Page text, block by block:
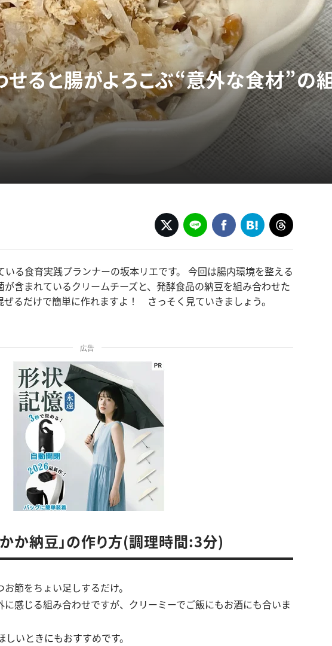
せると腸がよろこぶ“意外な食材”の
る食育実践プランナーの坂本リエです。 今回は腸内環境を整える
含まれているクリームチーズと、発酵食品の納豆を組み合わせた
ぜるだけで簡単に作れますよ！ さっそく見ていきましょう。
広告
かか納豆」の作り方(調理時間:3分)
節をちょい足しするだけ。
感じる組み合わせですが、クリーミーでご飯にもお酒にも合いま
いときにもおすすめです。